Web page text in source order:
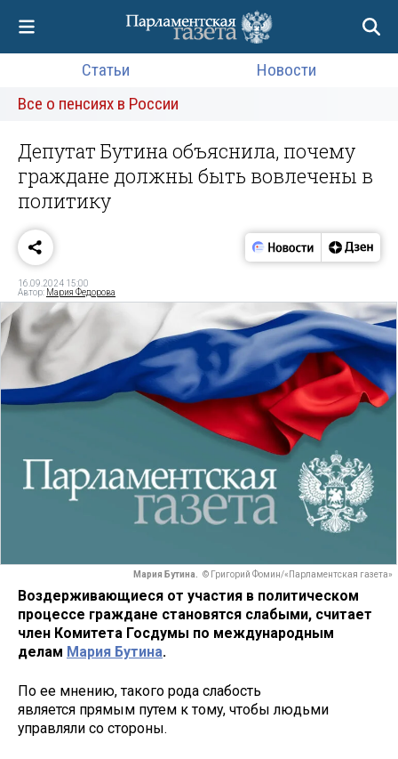
Статьи
Новости
Все о пенсиях в России
Депутат Бутина объяснила, почему
граждане должны быть вовлечены в
политику
16.09.2024 15:00
Автор: Мария Федорова
Мария Бутина. © Григорий Фомин/«Парламентская газета»
Воздерживающиеся от участия в политическом
процессе граждане становятся слабыми, считает
член Комитета Госдумы по международным
делам Мария Бутина.
По ее мнению, такого рода слабость
является прямым путем к тому, чтобы людьми
управляли со стороны.